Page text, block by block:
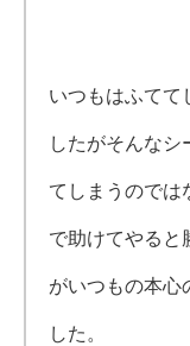
いつもはふてて
したがそんなシ
てしまうのでは
で助けてやると
がいつもの本心
した。